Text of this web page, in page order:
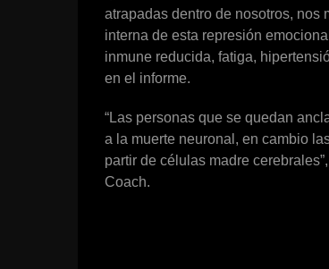
atrapadas dentro de nosotros, nos
interna de esta represión
inmune reducida, fatiga,
en el informe.
“Las personas que se quedan
a la muerte neuronal, en cambio
partir de células madre
Coach.